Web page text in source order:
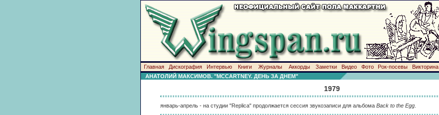
Главная Дискография Интервью Книги Журналы Аккорды Заметки Видео Фото Рок-посевы Викторина
АНАТОЛИЙ МАКСИМОВ. "MCCARTNEY. ДЕНЬ ЗА ДНЕМ"
1979
январь-апрель - на студии "Replica" продолжается сессия звукозаписи для альбома Back to the Egg.